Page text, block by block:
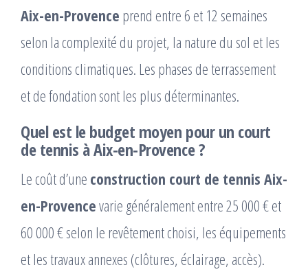
Aix-en-Provence prend entre 6 et 12 semaines
selon la complexité du projet, la nature du sol et les
conditions climatiques. Les phases de terrassement
et de fondation sont les plus déterminantes.
Quel est le budget moyen pour un court
de tennis à Aix-en-Provence ?
Le coût d’une construction court de tennis Aix-
en-Provencevarie généralement entre 25 000 € et
60 000 € selon le revêtement choisi, les équipements
et les travaux annexes (clôtures, éclairage, accès).